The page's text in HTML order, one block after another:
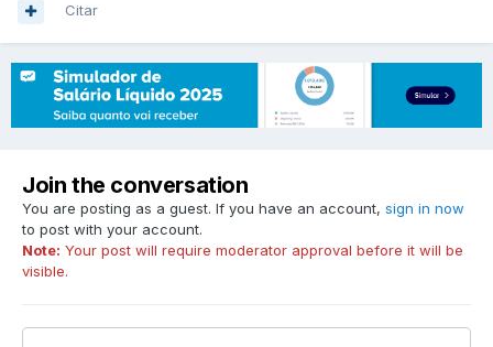
Citar
Join the conversation
You are posting as a guest. If you have an account, sign in now
to post with your account.
Note: Your post will require moderator approval before it will be
visible.